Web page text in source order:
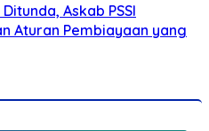
Askab PSSI
Aturan Pembiayaan yang